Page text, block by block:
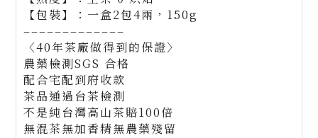
【包裝】：一盒2包4兩，150g
–––––––––––––
〈40年茶廠做得到的保證〉
農藥檢測SGS 合格
配合宅配到府收款
茶品通過台茶檢測
不是純台灣高山茶賠100倍
無混茶無加香精無農藥殘留